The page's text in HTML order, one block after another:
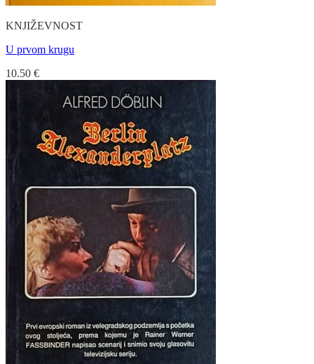
KNJIŽEVNOST
U prvom krugu
10.50 €